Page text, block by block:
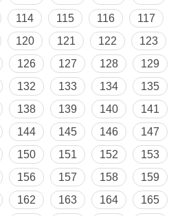
114 115 116
117
120 121 122
123
126 127 128
129
132 133 134
135
138 139 140
141
144 145 146
147
150 151 152
153
156 157 158
159
162 163 164
165